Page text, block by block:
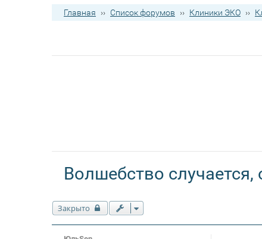
Главная ›› Список форумов ›› Клиники ЭКО ››
Волшебство случается,
Закрыто